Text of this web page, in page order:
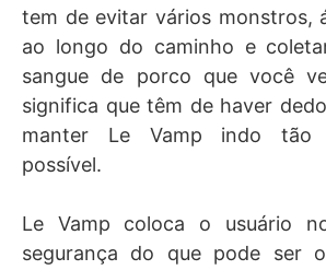
tem de evitar vários monstros,
ao longo do caminho e
sangue de porco que você
significa que têm de haver
manter Le Vamp indo tão
possível.
Le Vamp coloca o usuário
segurança do que pode ser